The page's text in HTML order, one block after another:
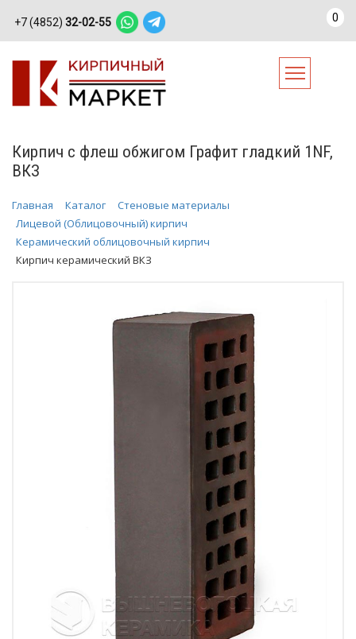
+7 (4852) 32-02-55 0
Кирпич с флеш обжигом Графит гладкий 1NF,
ВКЗ
Главная Каталог
Стеновые материалы
Лицевой (Облицовочный) кирпич
Керамический облицовочный кирпич
Кирпич керамический ВКЗ